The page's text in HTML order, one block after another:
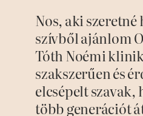
Nos, aki
szívből ajánlom
Tóth Noémi
szakszerűen és
elcsépelt szavak,
több generációt